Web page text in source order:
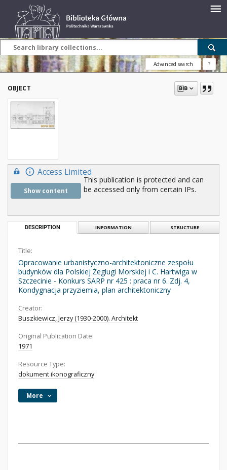
Advanced search ?
OBJECT
Access Limited
Show content
This publication is protected and can
be accessed only from certain IPs.
DESCRIPTION INFORMATION STRUCTURE
Title:
Opracowanie urbanistyczno-architektoniczne zespołu
budynków dla Polskiej Żeglugi Morskiej i C. Hartwiga w
Szczecinie - Konkurs SARP nr 425 : praca nr 6. Zdj. 4,
Kondygnacja przyziemia, plan architektoniczny
Creator:
Buszkiewicz, Jerzy (1930-2000). Architekt
Original Publication Date:
1971
Resource Type:
dokument ikonograficzny
More